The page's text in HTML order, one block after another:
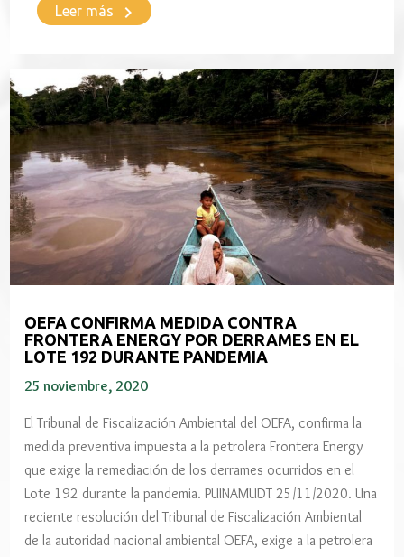
Leer más keyboard_arrow_right
OEFA CONFIRMA MEDIDA CONTRA
FRONTERA ENERGY POR DERRAMES EN EL
LOTE 192 DURANTE PANDEMIA
25 noviembre, 2020
El Tribunal de Fiscalización Ambiental del OEFA, confirma la
medida preventiva impuesta a la petrolera Frontera Energy
que exige la remediación de los derrames ocurridos en el
Lote 192 durante la pandemia. PUINAMUDT 25/11/2020. Una
reciente resolución del Tribunal de Fiscalización Ambiental
de la autoridad nacional ambiental OEFA, exige a la petrolera